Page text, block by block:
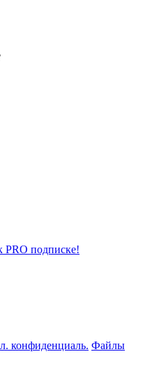
PRO подписке!
конфиденциаль. Файлы